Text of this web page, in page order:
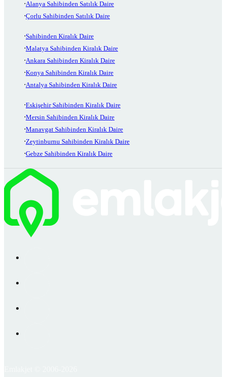
Alanya Sahibinden Satılık Daire
Çorlu Sahibinden Satılık Daire
Sahibinden Kiralık Daire
Malatya Sahibinden Kiralık Daire
Ankara Sahibinden Kiralık Daire
Konya Sahibinden Kiralık Daire
Antalya Sahibinden Kiralık Daire
Eskişehir Sahibinden Kiralık Daire
Mersin Sahibinden Kiralık Daire
Manavgat Sahibinden Kiralık Daire
Zeytinburnu Sahibinden Kiralık Daire
Gebze Sahibinden Kiralık Daire